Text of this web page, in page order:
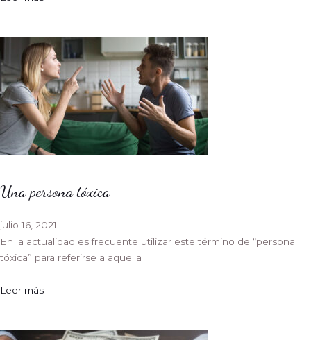
Una persona tóxica
julio 16, 2021
En la actualidad es frecuente utilizar este término de “persona
tóxica” para referirse a aquella
Leer más